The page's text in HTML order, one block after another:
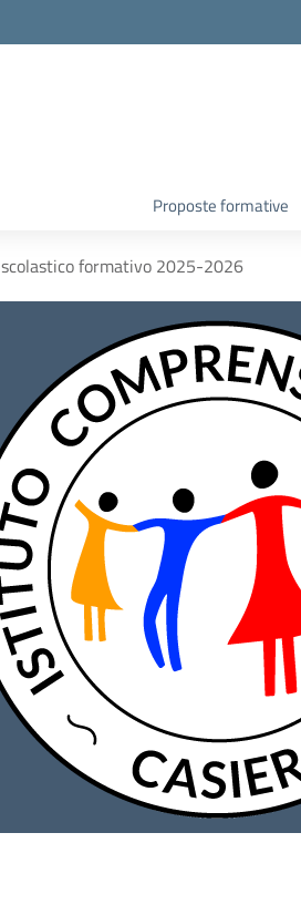
Proposte formative
scolastico formativo 2025-2026